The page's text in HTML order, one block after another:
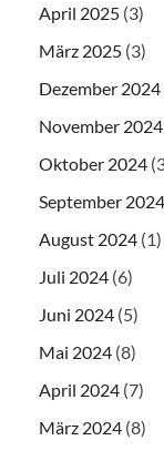
April 2025 (3)
März 2025 (3)
Dezember 2024
November 2024
Oktober 2024
September 2024
August 2024 (1)
Juli 2024 (6)
Juni 2024 (5)
Mai 2024 (8)
April 2024 (7)
März 2024 (8)